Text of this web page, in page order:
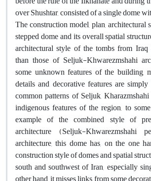
over Shushtar, consisted of a single dome
The construction model, plan, architectural
stepped dome and its overall spatial
architectural style of the tombs from Iraq
than those of Seljuk-Khwarezmshahi
some unknown features of the building,
details and decorative features are
common patterns of Seljuk,
indigenous features of the region, to
example of the combined style of
architecture (Seljuk-Khwarezmshahi
architecture, this dome has, on the one
construction style of domes and spatial
south and southwest of Iran, especially